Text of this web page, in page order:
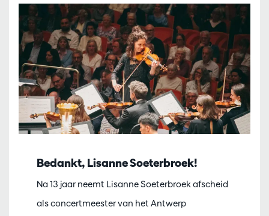
Bedankt, Lisanne Soeterbroek!
Na 13 jaar neemt Lisanne Soeterbroek afscheid
als concertmeester van het Antwerp